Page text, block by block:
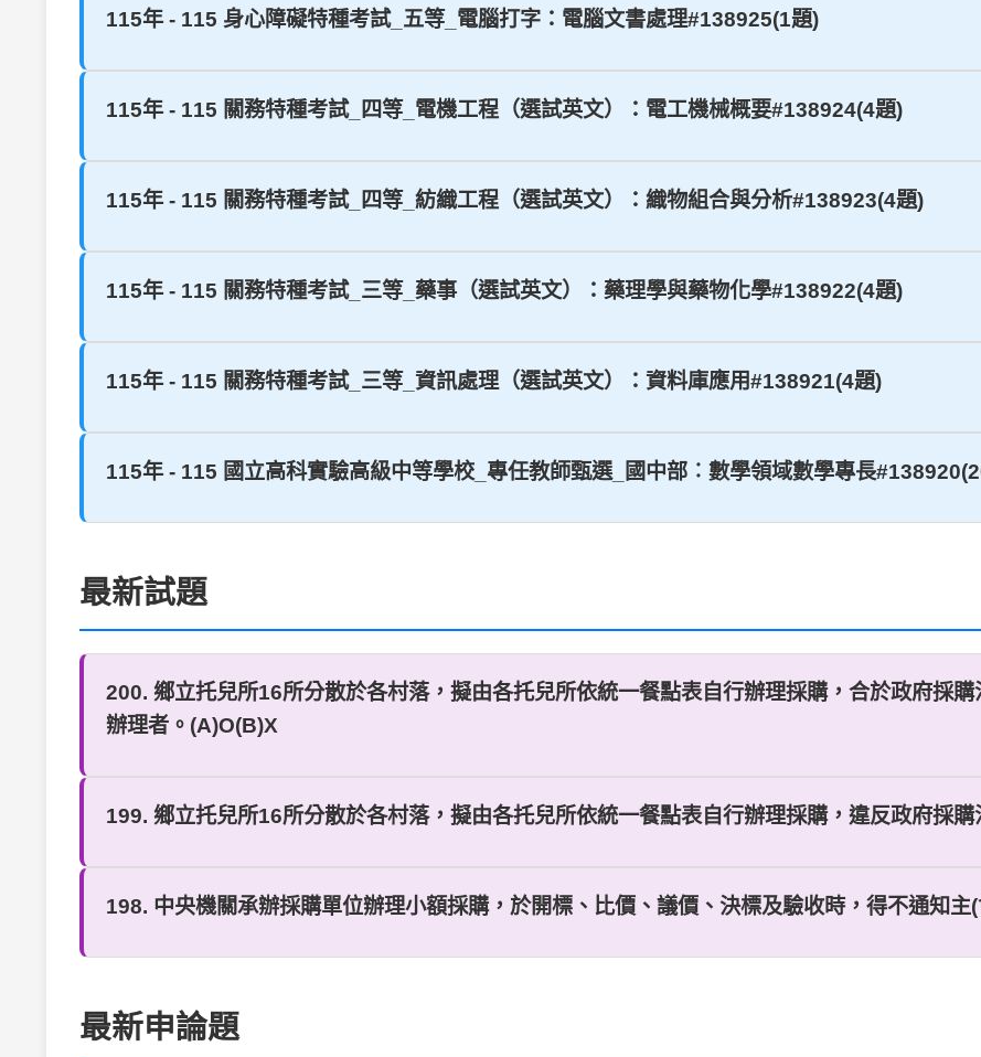
115年 - 115 身心障礙特種考試_五等_電腦打字：電腦文書處理#138925(1題)
115年 - 115 關務特種考試_四等_電機工程（選試英文）：電工機械概要#138924(4題)
115年 - 115 關務特種考試_四等_紡織工程（選試英文）：織物組合與分析#138923(4題)
115年 - 115 關務特種考試_三等_藥事（選試英文）：藥理學與藥物化學#138922(4題)
115年 - 115 關務特種考試_三等_資訊處理（選試英文）：資料庫應用#138921(4題)
115年 - 115 國立高科實驗高級中等學校_專任教師甄選_國中部︰數學領域數學專長
最新試題
200. 鄉立托兒所16所分散於各村落，擬由各托兒所依統一餐點表自行辦理採購，合於政府採
辦理者。(A)O(B)X
199. 鄉立托兒所16所分散於各村落，擬由各托兒所依統一餐點表自行辦理採購，違反政府採
198. 中央機關承辦採購單位辦理小額採購，於開標、比價、議價、決標及驗收時，得不通知
最新申論題